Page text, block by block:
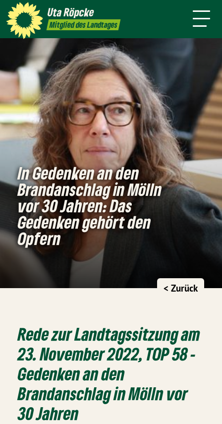
UtaRöpcke
Mitglied des Landtages
Newsletter
Startseite Termine
In Gedenken an den
Brandanschlag in Mölln
vor 30 Jahren: Das
Gedenken gehört den
Opfern
< Zurück
Rede zur Landtagssitzung am
23. November 2022, TOP 58 -
Gedenken an den
Brandanschlag in Mölln vor
30 Jahren